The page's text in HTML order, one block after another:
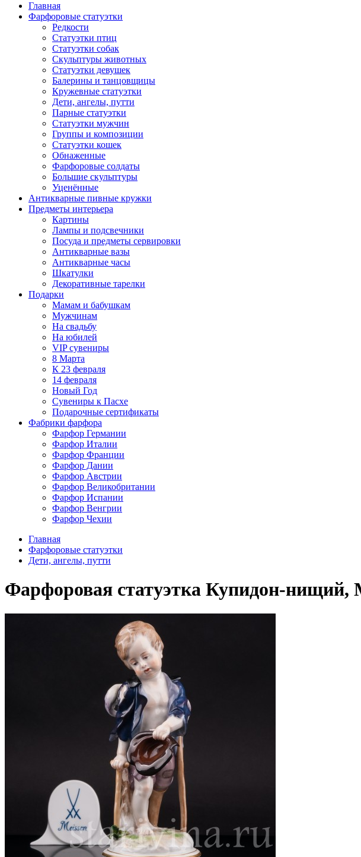
Главная
Фарфоровые статуэтки
Редкости
Cтатуэтки птиц
Cтатуэтки собак
Скульптуры животных
Статуэтки девушек
Балерины и танцовщицы
Кружевные статуэтки
Дети, ангелы, путти
Парные статуэтки
Статуэтки мужчин
Группы и композиции
Статуэтки кошек
Обнаженные
Фарфоровые солдаты
Большие скульптуры
Уценённые
Антикварные пивные кружки
Предметы интерьера
Картины
Лампы и подсвечники
Посуда и предметы сервировки
Антикварные вазы
Антикварные часы
Шкатулки
Декоративные тарелки
Подарки
Мамам и бабушкам
Мужчинам
На свадьбу
На юбилей
VIP сувениры
8 Марта
К 23 февраля
14 февраля
Новый Год
Сувениры к Пасхе
Подарочные сертификаты
Фабрики фарфора
Фарфор Германии
Фарфор Италии
Фарфор Франции
Фарфор Дании
Фарфор Австрии
Фарфор Великобритании
Фарфор Испании
Фарфор Венгрии
Фарфор Чехии
Главная
Фарфоровые статуэтки
Дети, ангелы, путти
Фарфоровая статуэтка Купидон-нищий,